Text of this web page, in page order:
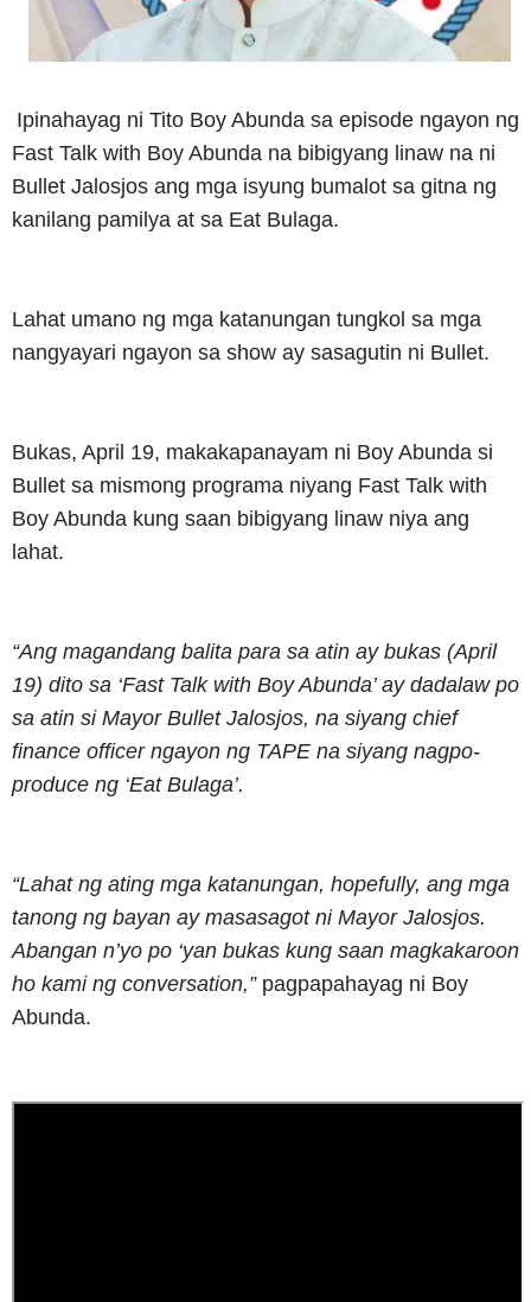
Ipinahayag ni Tito Boy Abunda sa episode ngayon ng
Fast Talk with Boy Abunda na bibigyang linaw na ni
Bullet Jalosjos ang mga isyung bumalot sa gitna ng
kanilang pamilya at sa Eat Bulaga.
Lahat umano ng mga katanungan tungkol sa mga
nangyayari ngayon sa show ay sasagutin ni Bullet.
Bukas, April 19, makakapanayam ni Boy Abunda si
Bullet sa mismong programa niyang Fast Talk with
Boy Abunda kung saan bibigyang linaw niya ang
lahat.
“Ang magandang balita para sa atin ay bukas (April
19) dito sa ‘Fast Talk with Boy Abunda’ ay dadalaw po
sa atin si Mayor Bullet Jalosjos, na siyang chief
finance officer ngayon ng TAPE na siyang nagpo-
produce ng ‘Eat Bulaga’.
“Lahat ng ating mga katanungan, hopefully, ang mga
tanong ng bayan ay masasagot ni Mayor Jalosjos.
Abangan n’yo po ‘yan bukas kung saan magkakaroon
ho kami ng conversation,”pagpapahayag ni Boy
Abunda.